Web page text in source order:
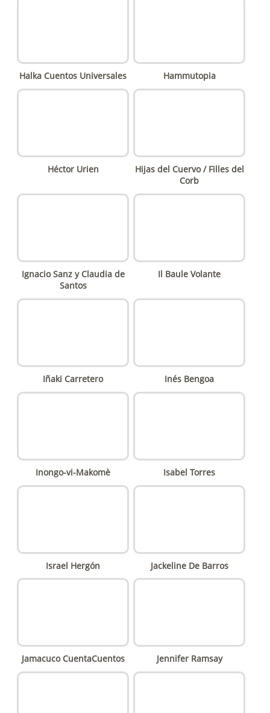
Halka Cuentos Universales Hammutopia
Héctor Urien
Hijas del Cuervo / Filles del
Corb
Ignacio Sanz y Claudia de
Santos
Il Baule Volante
Iñaki Carretero Inés Bengoa
Inongo-vi-Makomè Isabel Torres
Israel Hergón Jackeline De Barros
Jamacuco CuentaCuentos Jennifer Ramsay